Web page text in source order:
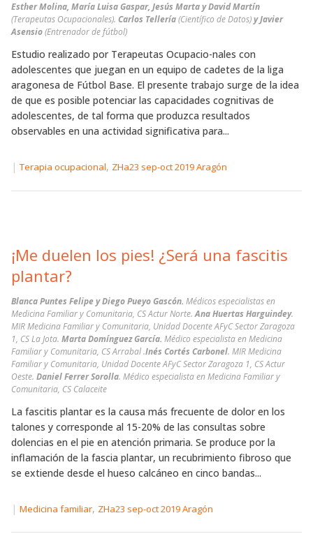
Esther Molina, María Luisa Gaspar, Jesús Marta y David Martín
(Terapeutas Ocupacionales). Carlos Tellería(Científico de Datos)y Javier
Asensio(Entrenador de fútbol)
Estudio realizado por Terapeutas Ocupacio-nales con
adolescentes que juegan en un equipo de cadetes de la liga
aragonesa de Fútbol Base. El presente trabajo surge de la idea
de que es posible potenciar las capacidades cognitivas de
adolescentes, de tal forma que produzca resultados
observables en una actividad significativa para...
| Terapia ocupacional, ZHa23 sep-oct 2019 Aragón
¡Me duelen los pies! ¿Será una fascitis
plantar?
Blanca Puntes Felipe y Diego Pueyo Gascón. Médicos especialistas en
Medicina Familiar y Comunitaria, CS Actur Norte.Ana Huertas Harguindey.
MIR Medicina Familiar y Comunitaria, Unidad Docente AFyC Sector Zaragoza
1, CS La Jota. Marta Domínguez García. Médico especialista en Medicina
Familiar y Comunitaria, CS Arrabal .Inés Cortés Carbonel. MIR Medicina
Familiar y Comunitaria, Unidad Docente AFyC Sector Zaragoza 1, CS Actur
Oeste. Daniel Ferrer Sorolla. Médico especialista en Medicina Familiar y
Comunitaria, CS Calaceite
La fascitis plantar es la causa más frecuente de dolor en los
talones y corresponde al 15-20% de las consultas sobre
dolencias en el pie en atención primaria. Se produce por la
inflamación de la fascia plantar, un recubrimiento fibroso que
se extiende desde el hueso calcáneo en cinco bandas...
| Medicina familiar, ZHa23 sep-oct 2019 Aragón